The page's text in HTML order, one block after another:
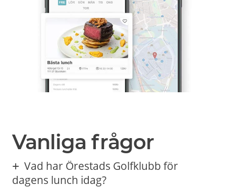
Vanliga frågor
Vad har Örestads Golfklubb för
dagens lunch idag?